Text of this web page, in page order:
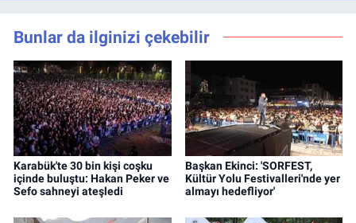
Bunlar da ilginizi çekebilir
Karabük'te 30 bin kişi coşku
içinde buluştu: Hakan Peker ve
Sefo sahneyi ateşledi
Başkan Ekinci: 'SORFEST,
Kültür Yolu Festivalleri'nde yer
almayı hedefliyor'